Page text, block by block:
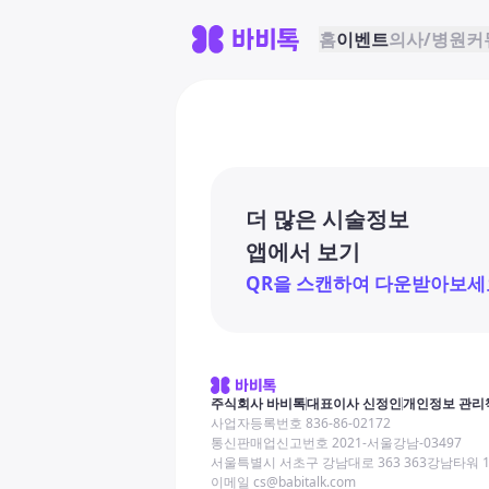
홈이벤트의사/병원커
더 많은 시술정보
앱에서 보기
QR을 스캔하여 다운받아보세
주식회사 바비톡대표이사 신정인개인정보 관리
사업자등록번호 836-86-02172
통신판매업신고번호 2021-서울강남-03497
서울특별시 서초구 강남대로 363 363강남타워
이메일 cs@babitalk.com